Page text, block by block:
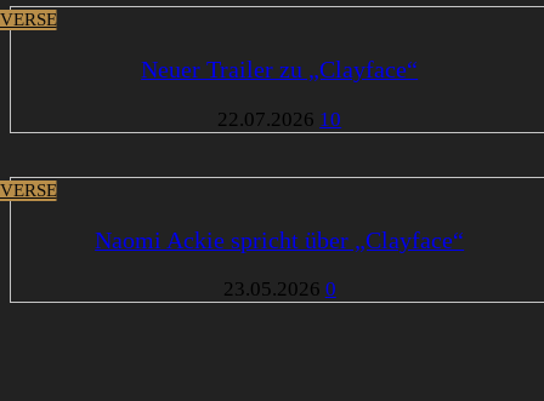
Neuer Trailer zu „Clayface“
22.07.2026 10
Naomi Ackie spricht über „Clayface“
23.05.2026 0